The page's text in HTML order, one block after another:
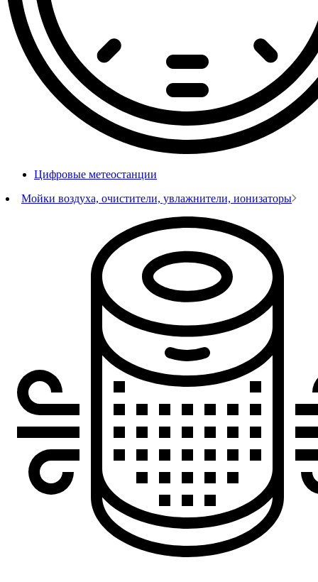
Цифровые метеостанции
Мойки воздуха, очистители, увлажнители, ионизаторы